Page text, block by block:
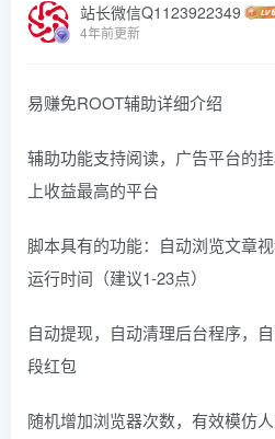
站长微信Q1123922349
4年前更新
易赚免ROOT辅助详细介绍
辅助功能支持阅读，广告平台的
上收益最高的平台
脚本具有的功能：自动浏览文章
运行时间（建议1-23点）
自动提现，自动清理后台程序，
段红包
随机增加浏览器次数，有效模仿